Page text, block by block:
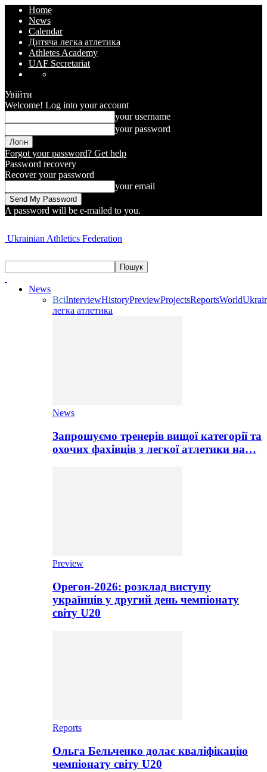
Home
News
Calendar
Дитяча легка атлетика
Athletes Academy
UAF Secretariat
Увійти
Welcome! Log into your account
your username
your password
Forgot your password? Get help
Password recovery
Recover your password
your email
A password will be e-mailed to you.
Ukrainian Athletics Federation
News
ВсіInterviewHistoryPreviewProjectsReportsWorld
легка атлетика
News
Запрошуємо тренерів вищої категорії та
охочих фахівців з легкої атлетики на…
Preview
Орегон-2026: розклад виступу
українців у другий день чемпіонату
світу U20
Reports
Ольга Бельченко долає кваліфікацію
чемпіонату світу U20